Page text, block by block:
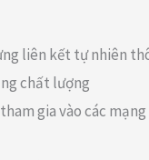
liên kết tự nhiên
chất lượng
gia vào các